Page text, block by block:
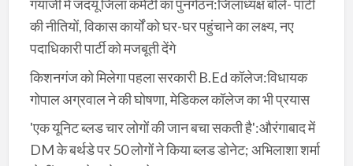
गयाजी में जदयू जिला कमेटी का पुनर्गठन:जिलाध्यक्ष बोले- पार्टी
की नीतियों, विकास कार्यों को घर-घर पहुंचाने का लक्ष्य, नए
पदाधिकारी पार्टी को मजबूती देंगे
किशनगंज को मिलेगा पहला सरकारी B.Ed कॉलेज:विधायक
गोपाल अग्रवाल ने की घोषणा, मेडिकल कॉलेज का भी प्रयास
'एक यूनिट ब्लड चार लोगों की जान बचा सकती है':औरंगाबाद में
DM के बर्थडे पर 50 लोगों ने किया ब्लड डोनेट; अभिलाशा शर्मा